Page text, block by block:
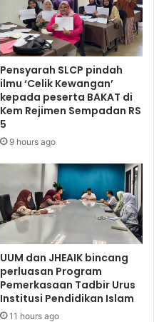
Pensyarah SLCP pindah
ilmu ‘Celik Kewangan’
kepada peserta BAKAT di
Kem Rejimen Sempadan RS
5
9 hours ago
UUM dan JHEAIK bincang
perluasan Program
Pemerkasaan Tadbir Urus
Institusi Pendidikan Islam
11 hours ago